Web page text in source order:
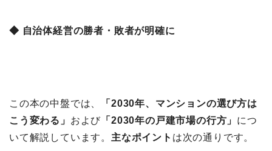
◆ 自治体経営の勝者・敗者が明確に
この本の中盤では、
「2030年、マンションの選び方は
こう変わる 」 および 「2030年の戸建市場の行方」 につ
いて解説しています。 主なポイント は次の通りです。